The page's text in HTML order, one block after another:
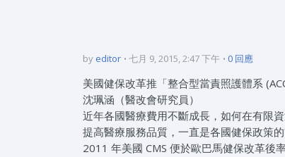
by editor 七月 9, 2015, 2:47 下午 0 回應
美國健保改革推「整合型當責照護體系
沈珮涵（醫改會研究員）
近年各國醫療費用不斷成長，如何在有限
提高醫療服務品質，一直是各國健保政策的
2011 年美國 CMS 便於歐巴馬健保改革後